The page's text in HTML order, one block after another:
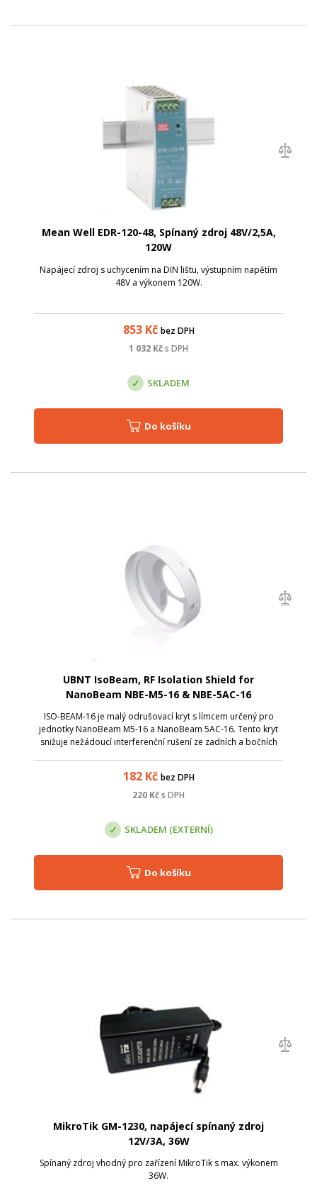
Mean Well EDR-120-48, Spínaný zdroj 48V/2,5A,
120W
Napájecí zdroj s uchycením na DIN lištu, výstupním napětím
48V a výkonem 120W.
853Kč bez DPH
1 032 Kčs DPH
SKLADEM
Do košíku
UBNT IsoBeam, RF Isolation Shield for
NanoBeam NBE-M5-16 & NBE-5AC-16
ISO-BEAM-16 je malý odrušovací kryt s límcem určený pro
jednotky NanoBeam M5-16 a NanoBeam 5AC-16. Tento kryt
snižuje nežádoucí interferenční rušení ze zadních a bočních
182Kč bez DPH
220 Kčs DPH
SKLADEM (EXTERNÍ)
Do košíku
MikroTik GM-1230, napájecí spínaný zdroj
12V/3A, 36W
Spínaný zdroj vhodný pro zařízení MikroTik s max. výkonem
36W.